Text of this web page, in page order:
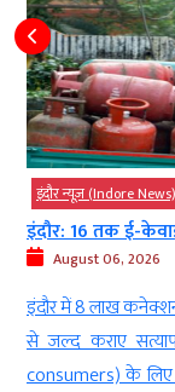
इंदौर न्यूज़ (Indore News)
इंदौर: 16 तक ई-
August 06, 2026
इंदौर में 8 लाख
से जल्द कराए
consumers) के लिए